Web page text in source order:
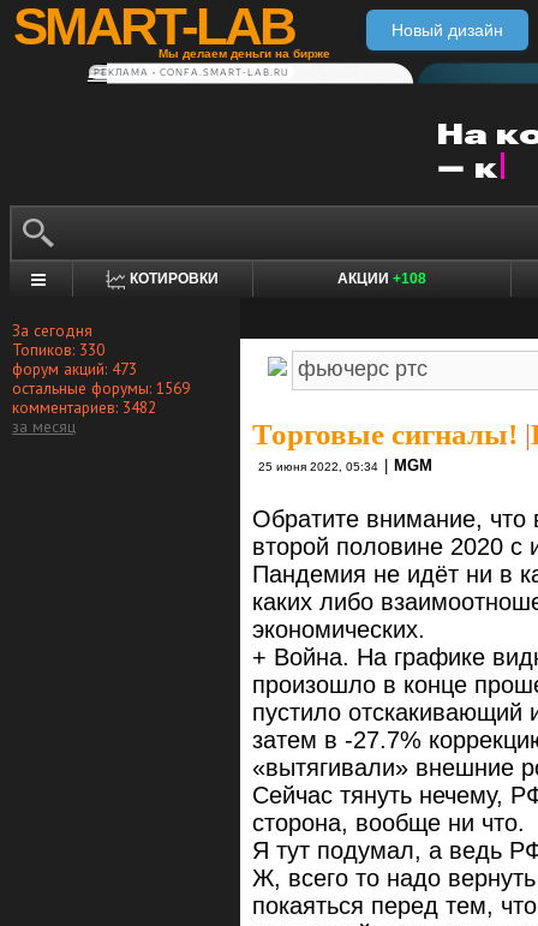
SMART-LAB
Мы делаем деньги на бирже
Новый дизайн
РЕКЛАМА • CONFA.SMART-LAB.RU
КОТИРОВКИ АКЦИИ +108
За сегодня
Топиков: 330
форум акций: 473
остальные форумы: 1569
комментариев: 3482
за месяц
Торговые сигналы! |
25 июня 2022, 05:34 MGM
Обратите внимание,
второй половине 2020 с
Пандемия не идёт ни в
каких либо
экономических.
+ Война. На графике
произошло в конце
пустило отскакивающий
затем в -27.7%
«вытягивали» внешние
Сейчас тянуть нечему,
сторона, вообще ни что.
Я тут подумал, а ведь
Ж, всего то надо
покаяться перед тем,